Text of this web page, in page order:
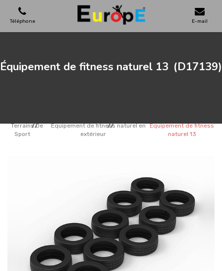
Téléphone E-mail
SKATEPARKS
Équipement de fitness naturel 13 (D17139)
Terrains De
Sport
Equipement de fitness naturel en
extérieur
Équipement de fitness
naturel 13